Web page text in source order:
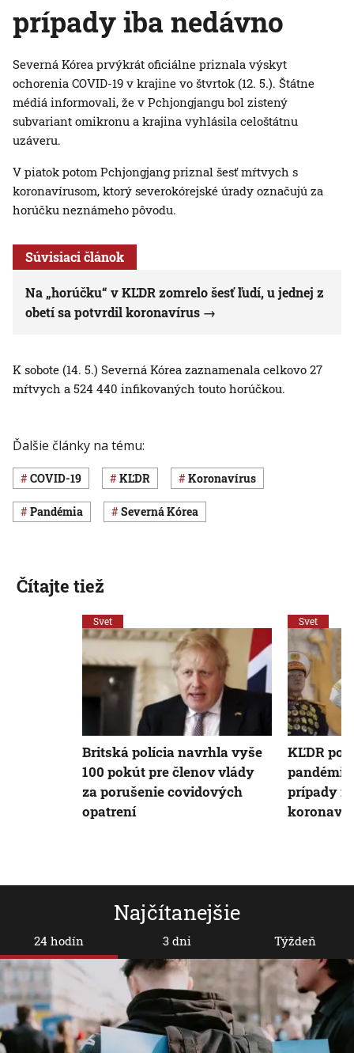
prípady iba nedávno
Severná Kórea prvýkrát oficiálne priznala výskyt
ochorenia COVID-19 v krajine vo štvrtok (12. 5.). Štátne
médiá informovali, že v Pchjongjangu bol zistený
subvariant omikronu a krajina vyhlásila celoštátnu
uzáveru.
V piatok potom Pchjongjang priznal šesť mŕtvych s
koronavírusom, ktorý severokórejské úrady označujú za
horúčku neznámeho pôvodu.
Súvisiaci článok
Na „horúčku“ v KĽDR zomrelo šesť ľudí, u jednej z
obetí sa potvrdil koronavírus
K sobote (14. 5.) Severná Kórea zaznamenala celkovo 27
mŕtvych a 524 440 infikovaných touto horúčkou.
Ďalšie články na tému:
COVID-19 KĽDR koronavírus
pandémia Severná Kórea
Najčítanejšie
24 hodín 3 dni Týždeň
Čítajte tiež
Svet
Britská polícia navrhla vyše
100 pokút pre členov vlády
za porušenie covidových
opatrení
Svet
KĽDR po
prípady